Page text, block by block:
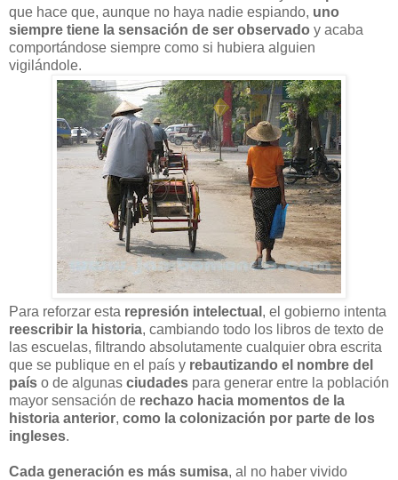
que hace que, aunque no haya nadie espiando, uno
siempre tiene la sensación de ser observado y acaba
comportándose siempre como si hubiera alguien
vigilándole.
Para reforzar esta represión intelectual , el gobierno intenta
reescribir la historia, cambiando todo los libros de texto de
las escuelas, filtrando absolutamente cualquier obra escrita
que se publique en el país y rebautizando el nombre del
país o de algunas ciudades para generar entre la población
mayor sensación de rechazo hacia momentos de la
historia anterior, como la colonización por parte de los
ingleses.
Cada generación es más sumisa, al no haber vivido